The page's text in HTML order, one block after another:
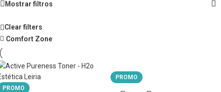
Mostrar filtros
Clear filters
Comfort Zone
PROMO
PROMO